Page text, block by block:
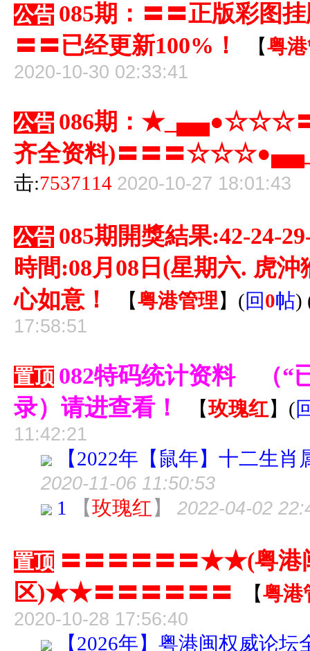
公告 085期：〓〓正版彩图
〓〓已经更新100%！
【粤
2020-10-30 02:33:41
公告 086期：★_▄▄●☆☆☆〓
齐全资料)〓〓〓
击:7537114 2020-10-27 18:01:43
公告 085期開獎結果:42-24-
時間:08月08日(星期六. 虎
心如意！
【粤港管理】 (回0帖)
17:58:51
置顶 082特码统计资料 （“
录）请进查看！
【玫瑰红】 (
11:42:21
【2022年【鼠年】十二生
2020-11-06 11:50:53
1 【玫瑰红 】 2022-04-02
置顶 〓〓〓〓〓〓★★(粤港
区)★★〓〓〓〓〓〓
【粤港
2020-10-28 17:56:40
【2026年】粤港闽权威论